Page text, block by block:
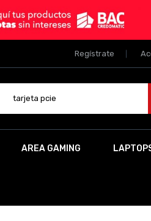
Regístrate
AREA GAMING